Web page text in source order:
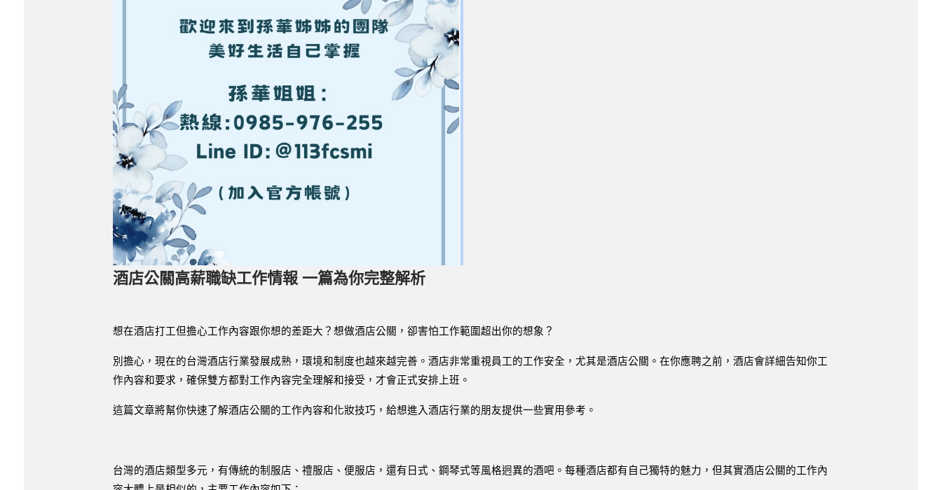
酒店公關高薪職缺工作情報 一篇為你完整解析
想在酒店打工但擔心工作內容跟你想的差距大？想做酒店公關，卻害怕工作範圍超出你的想象？
別擔心，現在的台灣酒店行業發展成熟，環境和制度也越來越完善。酒店非常重視員工的工作安全，尤其是酒店公關。在你應聘之前，酒店會詳細告知你工
作內容和要求，確保雙方都對工作內容完全理解和接受，才會正式安排上班。
這篇文章將幫你快速了解酒店公關的工作內容和化妝技巧，給想進入酒店行業的朋友提供一些實用參考。
台灣的酒店類型多元，有傳統的制服店、禮服店、便服店，還有日式、鋼琴式等風格迥異的酒吧。每種酒店都有自己獨特的魅力，但其實酒店公關的工作內